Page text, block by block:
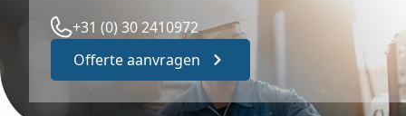
+31 (0) 30 2410972
Offerte aanvragen